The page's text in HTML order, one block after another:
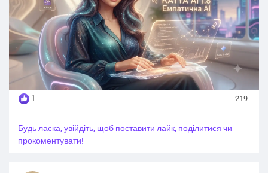
1 219
Будь ласка, увійдіть, щоб поставити лайк, поділитися чи
прокоментувати!